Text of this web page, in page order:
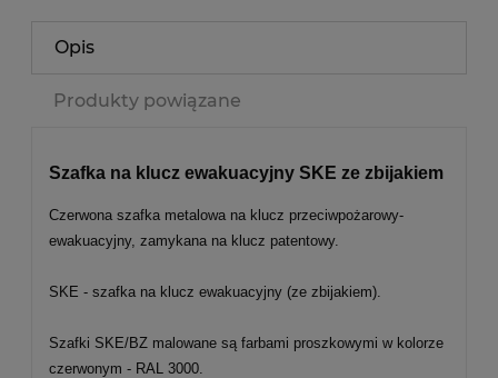
Opis
Produkty powiązane
Szafka na klucz ewakuacyjny SKE ze zbijakiem
Czerwona szafka metalowa na klucz przeciwpożarowy-
ewakuacyjny, zamykana na klucz patentowy.
SKE - szafka na klucz ewakuacyjny (ze zbijakiem).
Szafki SKE/BZ malowane są farbami proszkowymi w kolorze
czerwonym - RAL 3000.